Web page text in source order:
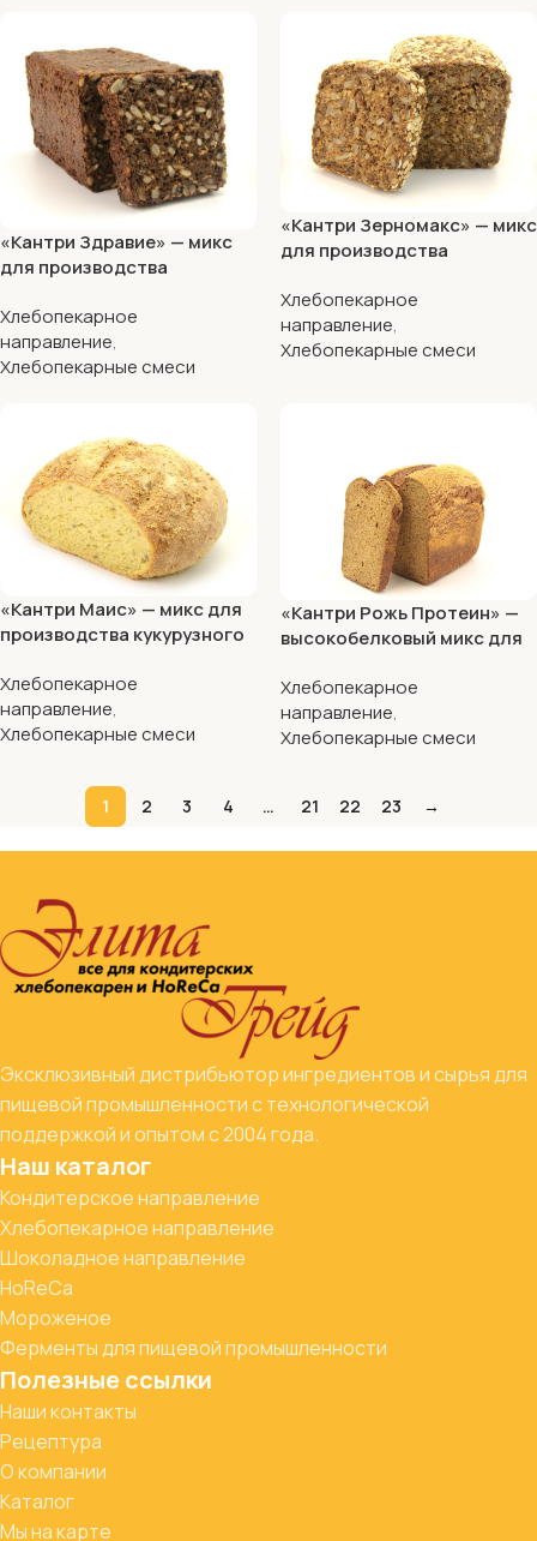
«Кантри Здравие» — микс
для производства
пшеничного хлеба
Хлебопекарное
направление,
Хлебопекарные смеси
«Кантри Зерномакс» — микс
для производства
пшеничной муки
Хлебопекарное
направление,
Хлебопекарные смеси
«Кантри Маис» — микс для
производства кукурузного
Хлебопекарное
направление,
Хлебопекарные смеси
«Кантри Рожь Протеин» —
высокобелковый микс для
высоким содержанием
белка, ржаной и
амарантовой муки
Хлебопекарное
направление,
Хлебопекарные смеси
1 2 3 4 … 21 22 23 →
Эксклюзивный дистрибьютор ингредиентов и сырья для
пищевой промышленности с технологической
поддержкой и опытом с 2004 года.
Наш каталог
Кондитерское направление
Хлебопекарное направление
Шоколадное направление
HoReCa
Мороженое
Ферменты для пищевой промышленности
Полезные ссылки
Наши контакты
Рецептура
О компании
Каталог
Мы на карте